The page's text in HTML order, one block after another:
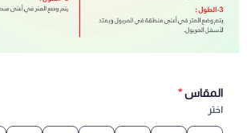
المقاس*
اختر